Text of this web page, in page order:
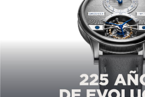
02/24/2017
SIGUIENTE
ERMENEGILDO ZEGNA
SU PRIMER RELOJ CON
LUNARES Y